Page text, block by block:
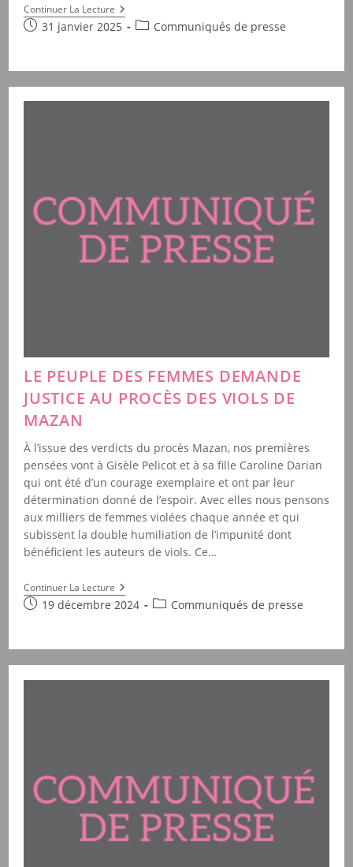
Continuer La LectureTuerie
De
Siyaru
Et
Colère
Publication
31 janvier 2025
PostCommuniqués de presse
LE PEUPLE DES FEMMES DEMANDE
JUSTICE AU PROCÈS DES VIOLS DE
MAZAN
À l’issue des verdicts du procès Mazan, nos premières
pensées vont à Gisèle Pelicot et à sa fille Caroline Darian
qui ont été d’un courage exemplaire et ont par leur
détermination donné de l’espoir. Avec elles nous pensons
aux milliers de femmes violées chaque année et qui
subissent la double humiliation de l’impunité dont
bénéficient les auteurs de viols. Ce…
Continuer La LectureLe
Peuple
Des
Justice
Au
Publication
19 décembre 2024
PostCommuniqués de presse